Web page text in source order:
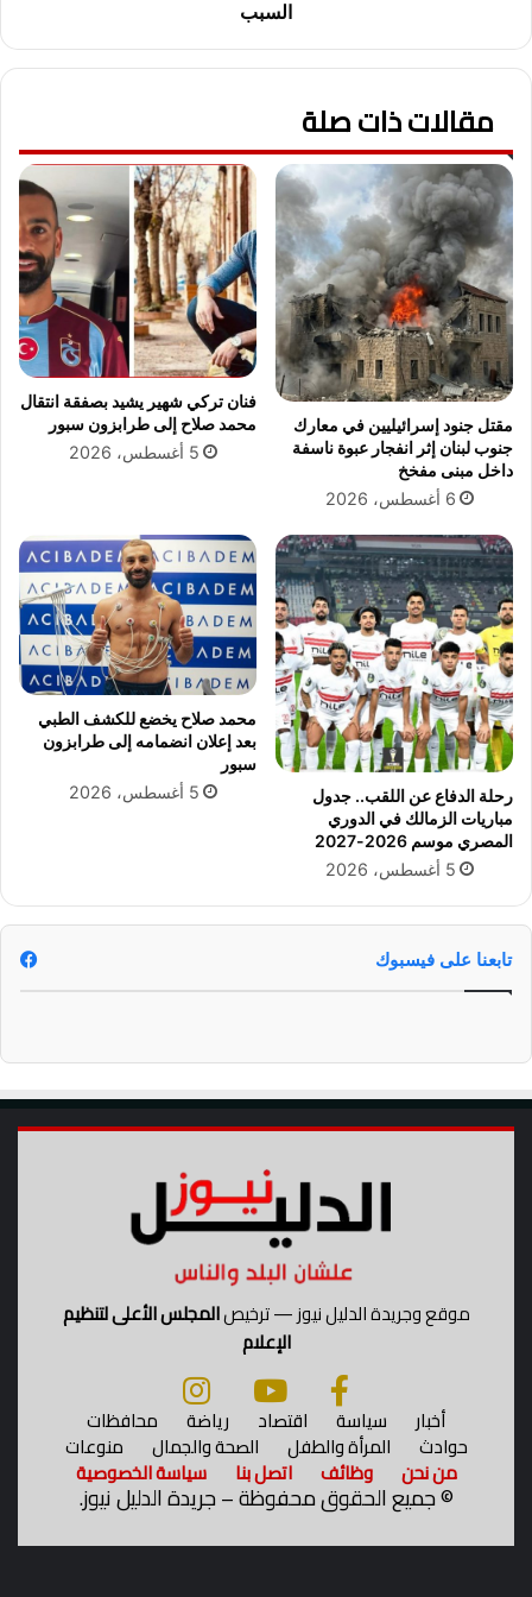
ص
م
ن
ح
ف
ل
ز
ف
ا
ف
ا
ن
ة
م
م
د
ف
ؤ
ا
د
ي
غ
ي
ب
ع
ن
ج
ن
ا
ز
ة
د
ي
و
و
ج
و
ت
ا
.
.
ت
ع
ر
ف
ع
ل
ل
س
ب
السبب
مقالات ذات صلة
مقتل جنود إسرائيليين في معارك
جنوب لبنان إثر انفجار عبوة ناسفة
داخل مبنى مفخخ
6 أغسطس، 2026
فنان تركي شهير يشيد بصفقة انتقال
محمد صلاح إلى طرابزون سبور
5 أغسطس، 2026
رحلة الدفاع عن اللقب.. جدول
مباريات الزمالك في الدوري
المصري موسم 2026-2027
5 أغسطس، 2026
محمد صلاح يخضع للكشف الطبي
بعد إعلان انضمامه إلى طرابزون
سبور
5 أغسطس، 2026
تابعنا على فيسبوك
موقع وجريدة الدليل نيوز — ترخيصالمجلس الأعلى لتنظيم
الإعلام
أخبار سياسة اقتصاد رياضة محافظات
حوادث المرأة والطفل الصحة والجمال منوعات
من نحن وظائف اتصل بنا سياسة الخصوصية
©جميع الحقوق محفوظة – جريدة الدليل نيوز.